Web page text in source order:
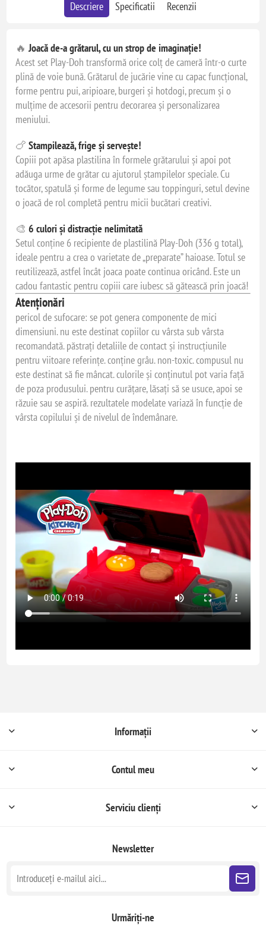
Descriere Specificatii Recenzii
🔥Joacă de-a grătarul, cu un strop de imaginație!
Acest set Play-Doh transformă orice colț de cameră într-o curte
plină de voie bună. Grătarul de jucărie vine cu capac funcțional,
forme pentru pui, aripioare, burgeri și hotdogi, precum și o
mulțime de accesorii pentru decorarea și personalizarea
meniului.
🍗Stampilează, frige și servește!
Copiii pot apăsa plastilina în formele grătarului și apoi pot
adăuga urme de grătar cu ajutorul ștampilelor speciale. Cu
tocător, spatulă și forme de legume sau toppinguri, setul devine
o joacă de rol completă pentru micii bucătari creativi.
🎨6 culori și distracție nelimitată
Setul conține 6 recipiente de plastilină Play-Doh (336 g total),
ideale pentru a crea o varietate de „preparate” haioase. Totul se
reutilizează, astfel încât joaca poate continua oricând. Este un
cadou fantastic pentru copiii care iubesc să gătească prin joacă!
Atenționări
pericol de sufocare: se pot genera componente de mici
dimensiuni. nu este destinat copiilor cu vârsta sub vârsta
recomandată. păstrați detaliile de contact și instrucțiunile
pentru viitoare referințe. conține grâu. non-toxic. compusul nu
este destinat să fie mâncat. culorile și conținutul pot varia față
de poza produsului. pentru curățare, lăsați să se usuce, apoi se
răzuie sau se aspiră. rezultatele modelate variază în funcție de
vârsta copilului și de nivelul de îndemânare.
Informații
Contul meu
Serviciu clienți
Newsletter
Urmăriți-ne